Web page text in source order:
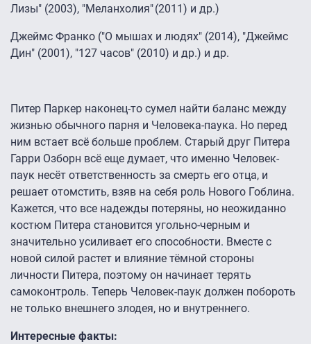
Лизы" (2003), "Меланхолия" (2011) и др.)
Джеймс Франко ("О мышах и людях" (2014), "Джеймс
Дин" (2001), "127 часов" (2010) и др.) и др.
Питер Паркер наконец-то сумел найти баланс между
жизнью обычного парня и Человека-паука. Но перед
ним встает всё больше проблем. Старый друг Питера
Гарри Озборн всё еще думает, что именно Человек-
паук несёт ответственность за смерть его отца, и
решает отомстить, взяв на себя роль Нового Гоблина.
Кажется, что все надежды потеряны, но неожиданно
костюм Питера становится угольно-черным и
значительно усиливает его способности. Вместе с
новой силой растет и влияние тёмной стороны
личности Питера, поэтому он начинает терять
самоконтроль. Теперь Человек-паук должен побороть
не только внешнего злодея, но и внутреннего.
Интересные факты: